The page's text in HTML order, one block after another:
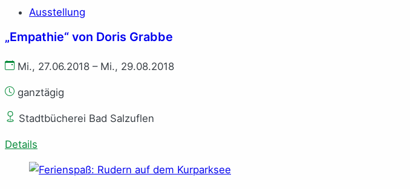
Ausstellung
„Empathie“ von Doris Grabbe
Mi., 27.06.2018 – Mi., 29.08.2018
ganztägig
Stadtbücherei Bad Salzuflen
Details